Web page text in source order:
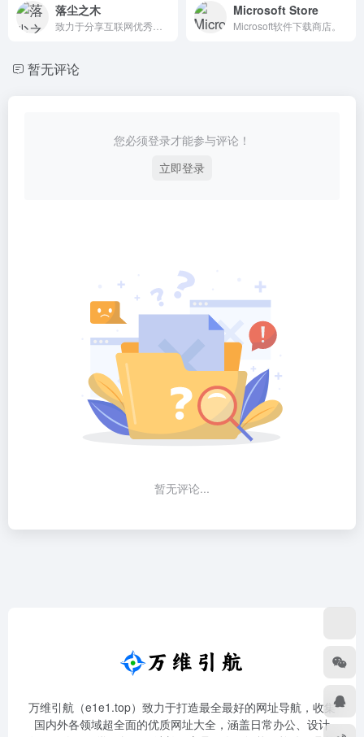
落尘之木 Microsoft Store
Microsoft软件下载商店。
暂无评论
您必须登录才能参与评论！
立即登录
暂无评论...
万维引航（e1e1.top）致力于打造最全最好的网址导航，收集
国内外各领域超全面的优质网址大全，涵盖日常办公、设计